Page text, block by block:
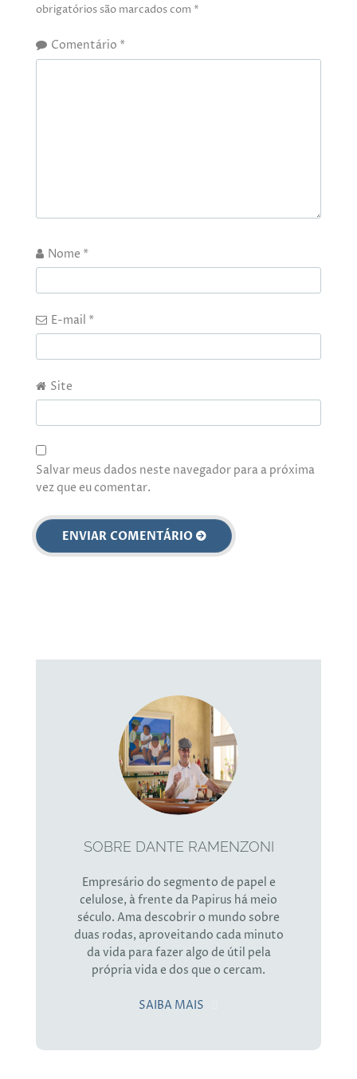
obrigatórios são marcados com *
Comentário *
Nome *
E-mail *
Site
Salvar meus dados neste navegador para a próxima
vez que eu comentar.
SOBRE DANTE RAMENZONI
Empresário do segmento de papel e
celulose, à frente da Papirus há meio
século. Ama descobrir o mundo sobre
duas rodas, aproveitando cada minuto
da vida para fazer algo de útil pela
própria vida e dos que o cercam.
SAIBA MAIS